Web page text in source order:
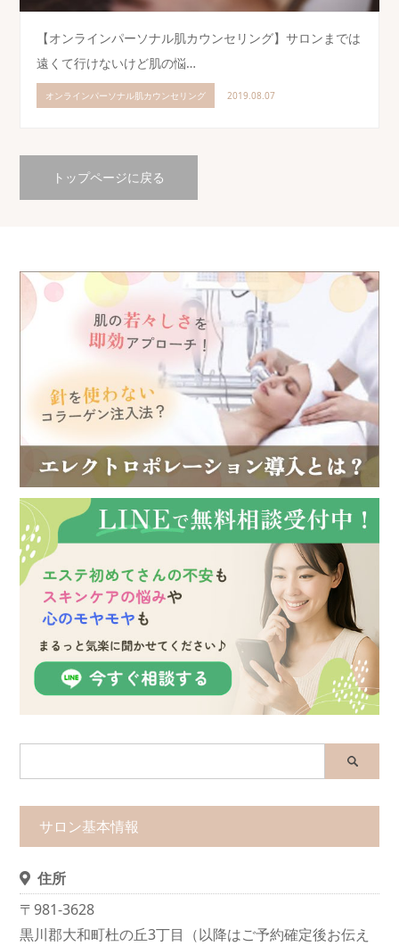
【オンラインパーソナル肌カウンセリング】サロンまでは
遠くて行けないけど肌の悩…
オンラインパーソナル肌カウンセリング 2019.08.07
トップページに戻る
サロン基本情報
住所
〒981-3628
黒川郡大和町杜の丘3丁目（以降はご予約確定後お伝え